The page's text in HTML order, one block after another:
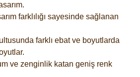
farklılığı sayesinde sağlanan
farklı ebat ve boyutlarda
ve zenginlik katan geniş renk